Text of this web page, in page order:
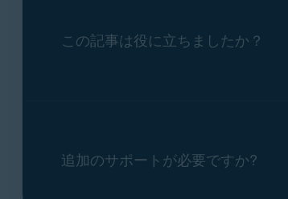
この記事は役に立ちましたか？
追加のサポートが必要ですか?